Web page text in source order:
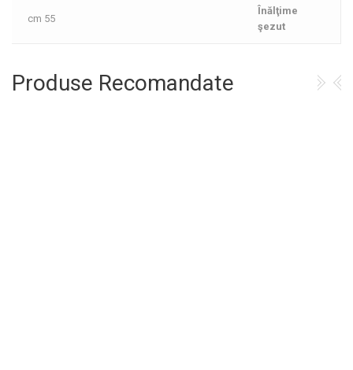
Înălţime
şezut
55 cm
Produse Recomandate